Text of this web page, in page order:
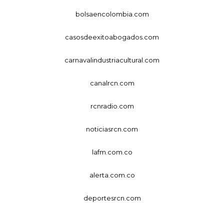
bolsaencolombia.com
casosdeexitoabogados.com
carnavalindustriacultural.com
canalrcn.com
rcnradio.com
noticiasrcn.com
lafm.com.co
alerta.com.co
deportesrcn.com